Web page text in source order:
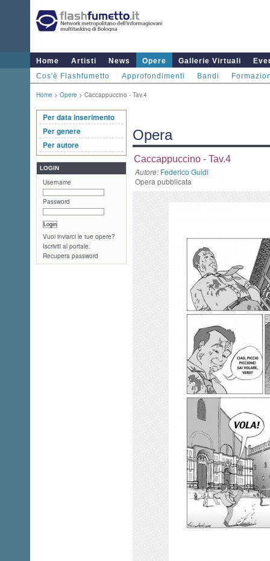
Home Artisti News Opere Gallerie Virtuali
Cos'è Flashfumetto
Approfondimenti Bandi
Home > Opere > Caccappuccino - Tav.4
Per data inserimento
Per genere
Per autore
LOGIN
Username
Password
Vuoi inviarci le tue opere?
Iscriviti al portale.
Recupera password
Opera
Caccappuccino - Tav.4
Autore: Federico Guidi
Opera pubblicata